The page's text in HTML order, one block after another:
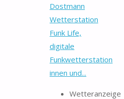
Dostmann
Wetterstation
Funk Life,
digitale
Funkwetterstation
innen und...
Wetteranzeige